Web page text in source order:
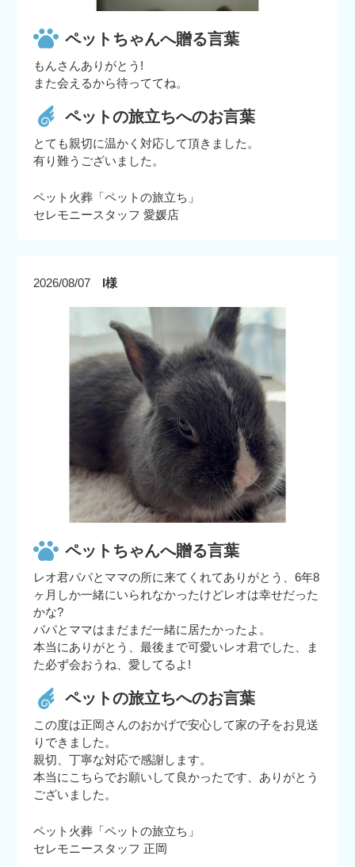
ペットちゃんへ贈る言葉
もんさんありがとう!
また会えるから待っててね。
ペットの旅立ちへのお言葉
とても親切に温かく対応して頂きました。
有り難うございました。
ペット火葬「ペットの旅立ち」
セレモニースタッフ 愛媛店
2026/08/07 I様
ペットちゃんへ贈る言葉
レオ君パパとママの所に来てくれてありがとう、6年8
ヶ月しか一緒にいられなかったけどレオは幸せだった
かな?
パパとママはまだまだ一緒に居たかったよ。
本当にありがとう、最後まで可愛いレオ君でした、ま
た必ず会おうね、愛してるよ!
ペットの旅立ちへのお言葉
この度は正岡さんのおかげで安心して家の子をお見送
りできました。
親切、丁寧な対応で感謝します。
本当にこちらでお願いして良かったです、ありがとう
ございました。
ペット火葬「ペットの旅立ち」
セレモニースタッフ 正岡